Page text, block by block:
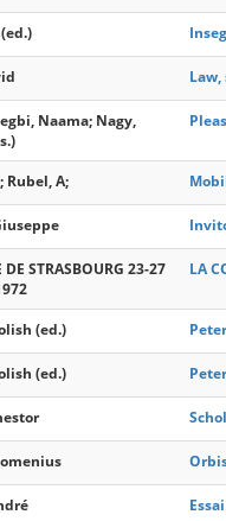
Naama; Nagy,
Rubel, A;
STRASBOURG 23-27
LA
(ed.)
(ed.)